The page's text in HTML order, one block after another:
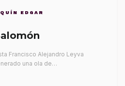
EDGAR
Francisco Alejandro Leyva
una ola de…